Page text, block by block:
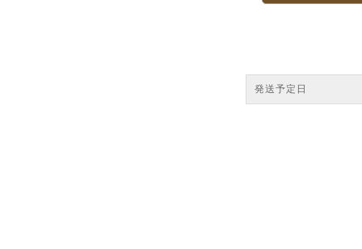
発送予定日